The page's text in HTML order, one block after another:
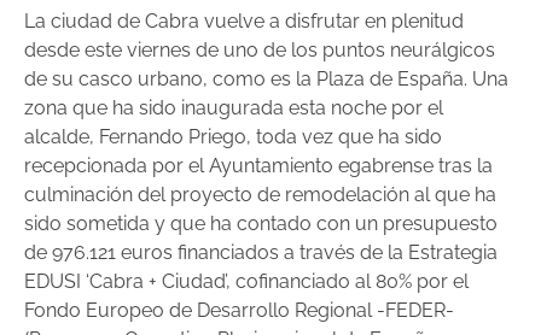
La ciudad de Cabra vuelve a disfrutar en plenitud
desde este viernes de uno de los puntos neurálgicos
de su casco urbano, como es la Plaza de España. Una
zona que ha sido inaugurada esta noche por el
alcalde, Fernando Priego, toda vez que ha sido
recepcionada por el Ayuntamiento egabrense tras la
culminación del proyecto de remodelación al que ha
sido sometida y que ha contado con un presupuesto
de 976.121 euros financiados a través de la Estrategia
EDUSI ‘Cabra + Ciudad’, cofinanciado al 80% por el
Fondo Europeo de Desarrollo Regional -FEDER-